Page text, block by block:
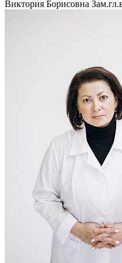
Виктория Борисовна